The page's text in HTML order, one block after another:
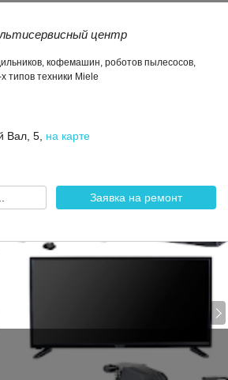
центр
кофемашин, роботов пылесосов,
типов техники Miele
Вал, 5 на карте
Заявка на ремонт